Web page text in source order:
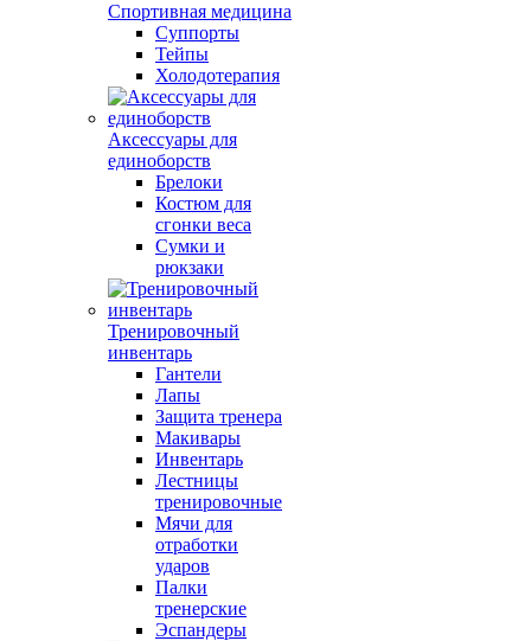
Спортивная медицина
Суппорты
Тейпы
Холодотерапия
Аксессуары для
единоборств
Брелоки
Костюм для
сгонки веса
Сумки и
рюкзаки
Тренировочный
инвентарь
Гантели
Лапы
Защита тренера
Макивары
Инвентарь
Лестницы
тренировочные
Мячи для
отработки
ударов
Палки
тренерские
Эспандеры